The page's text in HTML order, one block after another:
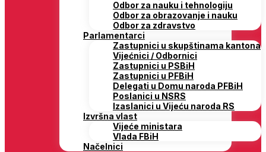
Odbor za nauku i tehnologiju
Odbor za obrazovanje i nauku
Odbor za zdravstvo
Parlamentarci
Zastupnici u skupštinama kantona
Vijećnici / Odbornici
Zastupnici u PSBiH
Zastupnici u PFBiH
Delegati u Domu naroda PFBiH
Poslanici u NSRS
Izaslanici u Vijeću naroda RS
Izvršna vlast
Vijeće ministara
Vlada FBiH
Načelnici